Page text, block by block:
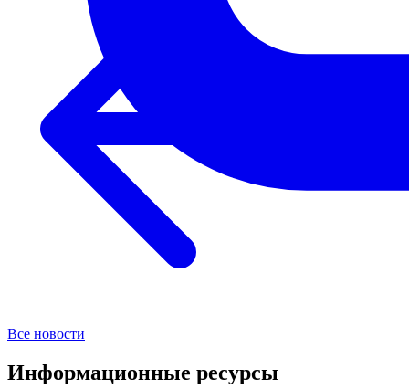
Все новости
Информационные ресурсы